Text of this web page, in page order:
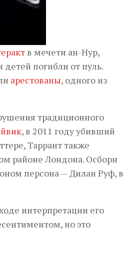
в мечети ан-Нур,
погибли от пуль.
арестованы, одного из
традиционного
, в 2011 году убивший
Таррант также
районе Лондона. Осборн
персона — Дилан Руф, в
интерпретации его
но это